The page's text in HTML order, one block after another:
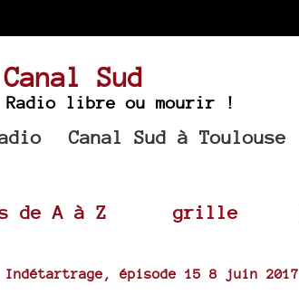
Canal Sud
Radio libre ou mourir !
Canal Sud à Toulouse
de A à Z grille
Indétartrage, épisode 15 8 juin 2017